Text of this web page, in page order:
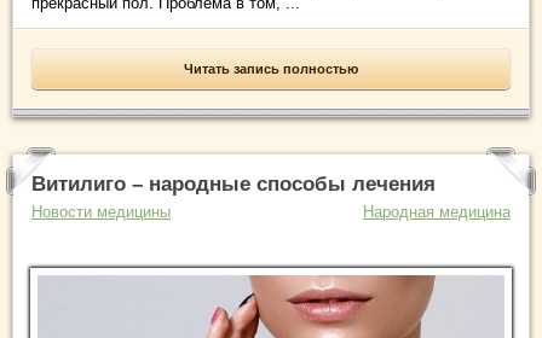
Читать запись полностью
Витилиго – народные способы лечения
Новости медицины Народная медицина